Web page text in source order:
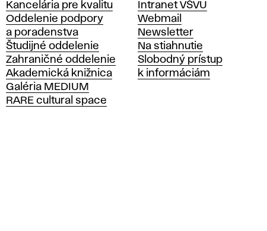
s
o
k
á
š
k
o
l
Kancelária pre kvalitu
Oddelenie podpory
a poradenstva
Študijné oddelenie
Zahraničné oddelenie
Akademická knižnica
Galéria MEDIUM
RARE cultural space
Intranet VŠVU
Webmail
Newsletter
Na stiahnutie
Slobodný prístup
k informáciám